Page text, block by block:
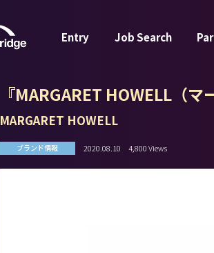
Entry Job Search
『MARGARET HOWELL（
MARGARET HOWELL
ブランド情報 2020.08.10 4,800 Views